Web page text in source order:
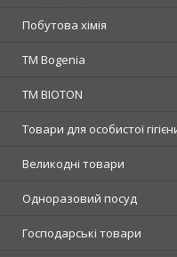
Побутова хімія
ТМ Bogenia
ТМ BIOTON
Товари для особистої
Великодні товари
Одноразовий посуд
Господарські товари